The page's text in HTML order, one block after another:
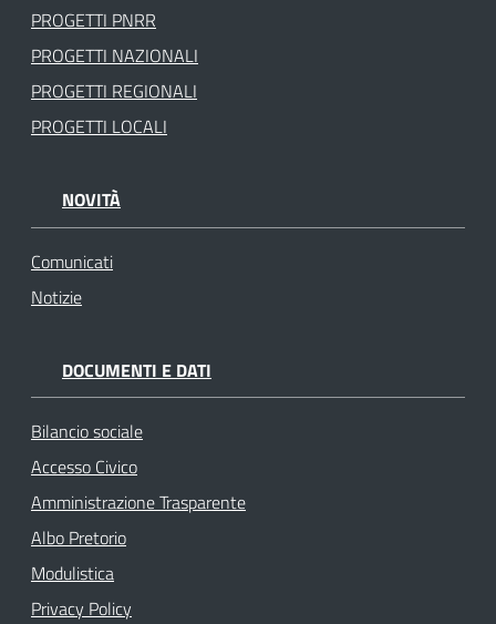
PROGETTI PNRR
PROGETTI NAZIONALI
PROGETTI REGIONALI
PROGETTI LOCALI
NOVITÀ
Comunicati
Notizie
DOCUMENTI E DATI
Bilancio sociale
Accesso Civico
Amministrazione Trasparente
Albo Pretorio
Modulistica
Privacy Policy